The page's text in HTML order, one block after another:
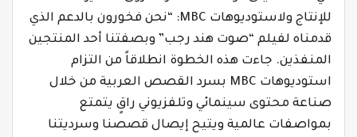
للإنتاج ولاستوديوهات MBC: “نحن فخورون بالدعم الذي
قدمناه لفيلم “صوت هند رجب” وبصفتنا أحد المنتجين
المنفذين. جاءت هذه الخطوة انطلاقاً من التزام
استوديوهات MBC بسرد القصص العربية من خلال
صناعة محتوى سينمائي وتلفزيوني راقٍ يتمتع
بمواصفات عالمية ويتيح إيصال قصصنا وسرديتنا